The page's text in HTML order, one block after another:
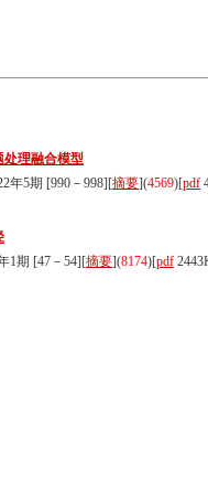
处理融合模型
年5期 [990－998][摘要](4569)[pdf
1期 [47－54][摘要](8174)[pdf